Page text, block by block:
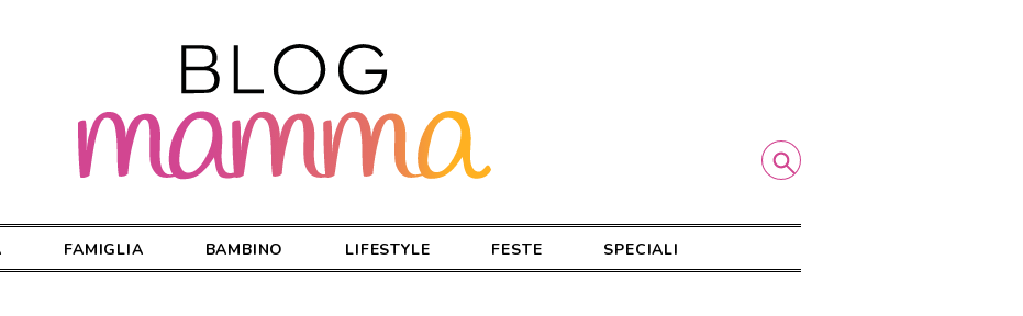
FAMIGLIA BAMBINO LIFESTYLE FESTE SPECIALI